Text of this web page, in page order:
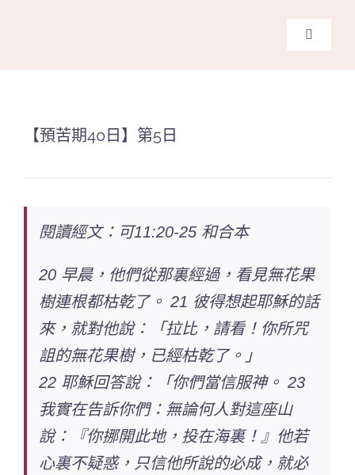
奉獻支
Search
for:
【預苦期40日】第5日
閱讀經文：可11:20-25 和合本
20 早晨，他們從那裏經過，看見無花果
樹連根都枯乾了。 21 彼得想起耶穌的話
來，就對他說：「拉比，請看！你所咒
詛的無花果樹，已經枯乾了。」
22 耶穌回答說：「你們當信服神。 23
我實在告訴你們：無論何人對這座山
說：『你挪開此地，投在海裏！』他若
心裏不疑惑，只信他所說的必成，就必